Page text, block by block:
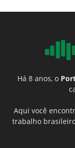
Há 8 anos, o
Aqui você
trabalho